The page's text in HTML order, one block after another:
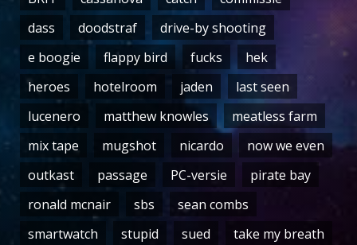
dass
doodstraf
drive-by shooting
e boogie
flappy bird fucks
hek
heroes
hotelroom jaden
last seen
lucenero
matthew knowles
meatless farm
mix tape
mugshot nicardo
now we even
outkast
passage PC-versie
pirate bay
ronald mcnair
sbs
sean combs
smartwatch
stupid sued take my breath